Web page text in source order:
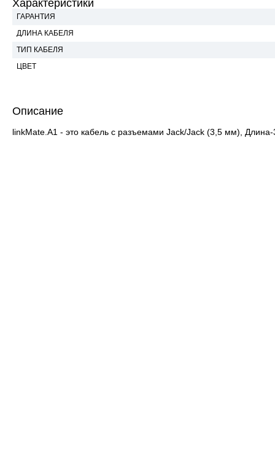
Характеристики
ГАРАНТИЯ
ДЛИНА КАБЕЛЯ
ТИП КАБЕЛЯ
ЦВЕТ
Описание
linkMate.A1 - это кабель с разъемами Jack/Jack (3,5 мм),